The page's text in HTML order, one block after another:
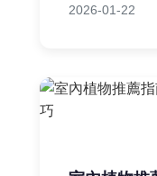
2026-01-22